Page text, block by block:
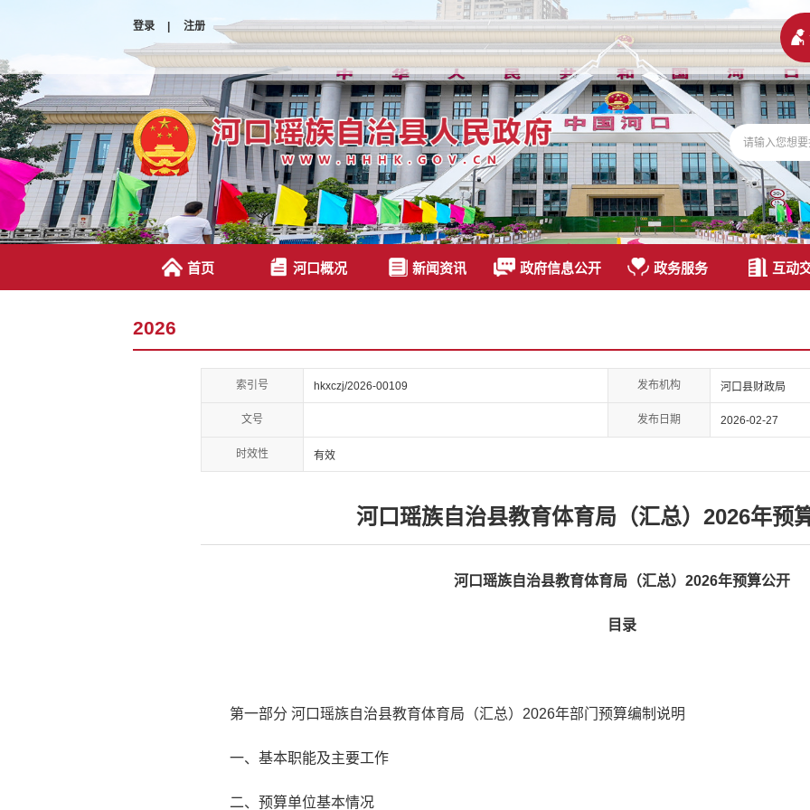
登录 |
注册
首页 河口概况 新闻资讯 政府信息公开 政务服务 互动
2026
索引号 hkxczj/2026-00109 发布机构 河口县财政局
文号 发布日期 2026-02-27
时效性 有效
河口瑶族自治县教育体育局（汇总）2026年预
河口瑶族自治县教育体育局（汇总）2026年预算公开
目录
第一部分 河口瑶族自治县教育体育局（汇总）2026年部门预算编制说明
一、基本职能及主要工作
二、预算单位基本情况